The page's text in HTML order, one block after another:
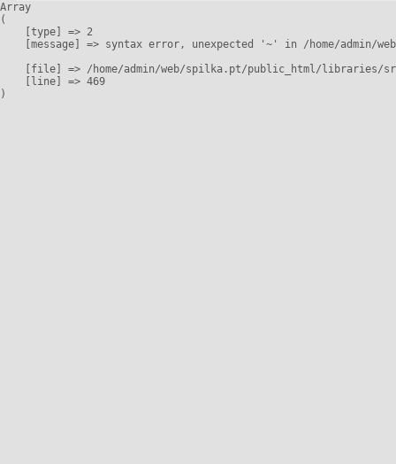
Array
(
    [type] => 2
[message] => syntax error, unexpected '~' in /home/admin/
[file] => /home/admin/web/spilka.pt/public_html/libraries/
    [line] => 469